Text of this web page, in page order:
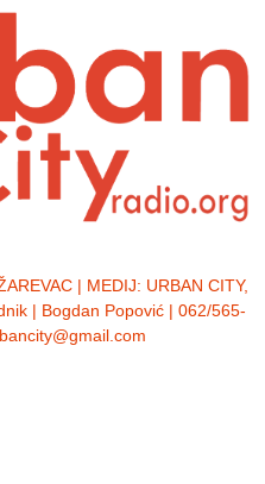
| MEDIJ: URBAN CITY,
| Bogdan Popović | 062/565-